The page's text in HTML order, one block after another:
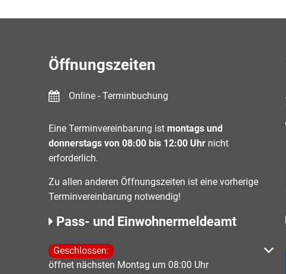
Öffnungszeiten
Online - Terminbuchung
Eine Terminvereinbarung ist montags und
donnerstags von 08:00 bis 12:00 Uhr nicht
erforderlich.
Zu allen anderen Öffnungszeiten ist eine vorherige
Terminvereinbarung notwendig!
Pass- und Einwohnermeldeamt
Klicken, um weitere Öffnungs- oder Schließzeiten
Geschlossen:
öffnet nächsten Montag um 08:00 Uhr